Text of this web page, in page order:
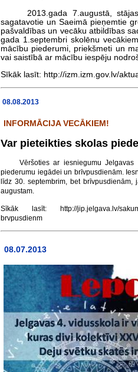
2013.gada 7.augustā, stājas
sagatavotie un Saeimā pieņemtie
pašvaldības un vecāku atbildības
gada 1.septembri skolēnu
mācību piederumi, priekšmeti un
vai saistībā ar mācību iespēju
Sīkāk lasīt: http://izm.izm.gov.lv/
08.08.2013
INFORMĀCIJA VECĀKIEM!
Var pieteikties skolas
Vēršoties ar iesniegumu Jelgavas
piederumu iegādei un brīvpusdienām.
līdz 30. septembrim, bet
augustam.
Sīkāk lasīt: http://jip.jelgava.lv/
brvpusdienm
08.07.2013